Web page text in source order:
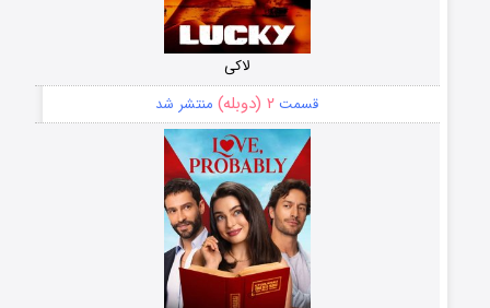
لاکی
قسمت ۲ (دوبله) منتشر شد